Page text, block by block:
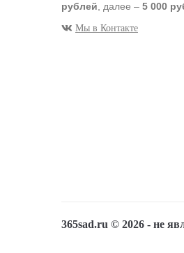
рублей , далее – 5 000
Мы в Контакте
365sad.ru © 2026 - не